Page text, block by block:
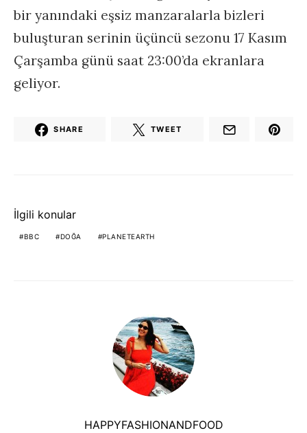
bir yanındaki eşsiz manzaralarla bizleri
buluşturan serinin üçüncü sezonu 17 Kasım
Çarşamba günü saat 23:00’da ekranlara
geliyor.
SHARE TWEET
İlgili konular
BBC DOĞA PLANETEARTH
HAPPYFASHIONANDFOOD